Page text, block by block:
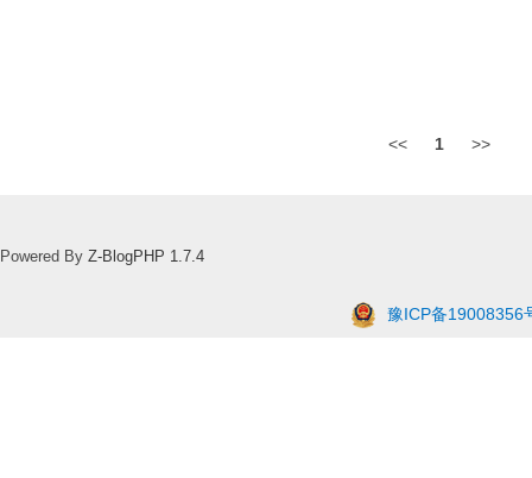
<< 1 >>
Powered By Z-BlogPHP 1.7.4
豫ICP备19008356